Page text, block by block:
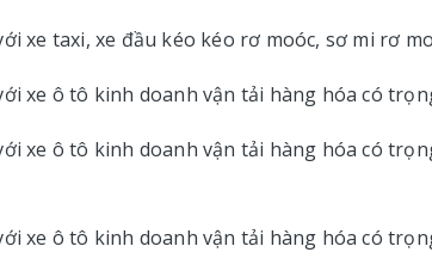
xe taxi, xe đầu kéo kéo rơ moóc, sơ mi rơ
xe ô tô kinh doanh vận tải hàng hóa có
xe ô tô kinh doanh vận tải hàng hóa có
xe ô tô kinh doanh vận tải hàng hóa có